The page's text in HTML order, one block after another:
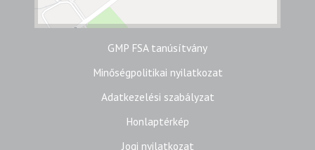
GMP FSA tanúsítvány
Minőségpolitikai nyilatkozat
Adatkezelési szabályzat
Honlaptérkép
Jogi nyilatkozat